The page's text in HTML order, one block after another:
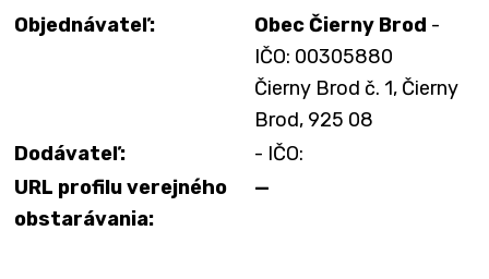
Objednávateľ:
Obec Čierny Brod -
IČO: 00305880
Čierny Brod č. 1, Čierny
Brod, 925 08
Dodávateľ:
- IČO:
URL profilu verejného
obstarávania:
—